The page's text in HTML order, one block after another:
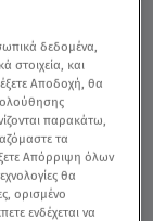
δεδομένα,
στοιχεία, και
Αποδοχή, θα
παρακάτω,
τα
Απόρριψη όλων
θα
ορισμένο
ενδέχεται να